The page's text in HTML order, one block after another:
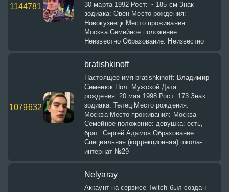
1144781
30 марта 1992 Рост: ~ 185 см Знак
зодиака: Овен Место рождения:
Новокузнецк Место проживания:
Москва Семейное положение:
Неизвестно Образование: Неизвестно
1079632
bratishkinoff
Настоящее имя bratishkinoff: Владимир
Семенюк Пол: Мужской Дата
рождения: 20 мая 1998 Рост: 173 Знак
зодиака: Телец Место рождения:
Москва Место проживания: Москва
Семейное положение: девушка: есть,
брат: Сергей Адамов Образование:
Специальная (коррекционная) школа-
интернат №29
Nelyaray
Аккаунт на сервисе Twitch был создан